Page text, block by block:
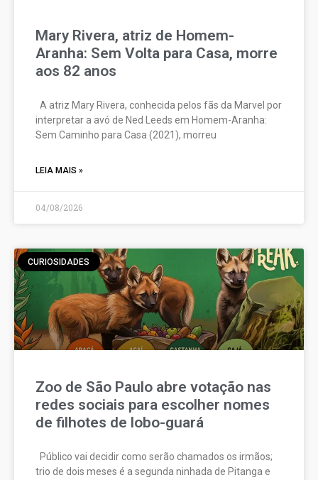
Mary Rivera, atriz de Homem-
Aranha: Sem Volta para Casa, morre
aos 82 anos
A atriz Mary Rivera, conhecida pelos fãs da Marvel por
interpretar a avó de Ned Leeds em Homem-Aranha:
Sem Caminho para Casa (2021), morreu
LEIA MAIS »
04/08/2026
CURIOSIDADES
Zoo de São Paulo abre votação nas
redes sociais para escolher nomes
de filhotes de lobo-guará
Público vai decidir como serão chamados os irmãos;
trio de dois meses é a segunda ninhada de Pitanga e